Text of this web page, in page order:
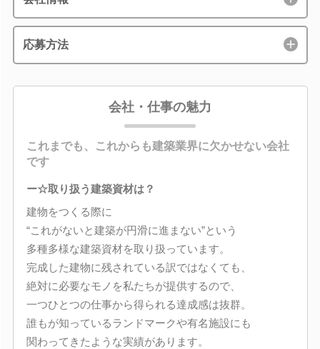
応募方法
会社・仕事の魅力
これまでも、これからも建築業界に欠かせない会社
です
ー☆取り扱う建築資材は？
建物をつくる際に
“これがないと建築が円滑に進まない”という
多種多様な建築資材を取り扱っています。
完成した建物に残されている訳ではなくても、
絶対に必要なモノを私たちが提供するので、
一つひとつの仕事から得られる達成感は抜群。
誰もが知っているランドマークや有名施設にも
関わってきたような実績があります。